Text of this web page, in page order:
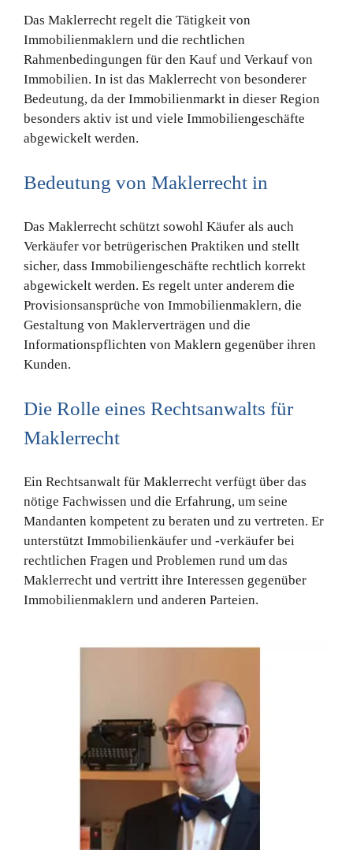
Das Maklerrecht regelt die Tätigkeit von
Immobilienmaklern und die rechtlichen
Rahmenbedingungen für den Kauf und Verkauf von
Immobilien. In ist das Maklerrecht von besonderer
Bedeutung, da der Immobilienmarkt in dieser Region
besonders aktiv ist und viele Immobiliengeschäfte
abgewickelt werden.
Bedeutung von Maklerrecht in
Das Maklerrecht schützt sowohl Käufer als auch
Verkäufer vor betrügerischen Praktiken und stellt
sicher, dass Immobiliengeschäfte rechtlich korrekt
abgewickelt werden. Es regelt unter anderem die
Provisionsansprüche von Immobilienmaklern, die
Gestaltung von Maklerverträgen und die
Informationspflichten von Maklern gegenüber ihren
Kunden.
Die Rolle eines Rechtsanwalts für
Maklerrecht
Ein Rechtsanwalt für Maklerrecht verfügt über das
nötige Fachwissen und die Erfahrung, um seine
Mandanten kompetent zu beraten und zu vertreten. Er
unterstützt Immobilienkäufer und -verkäufer bei
rechtlichen Fragen und Problemen rund um das
Maklerrecht und vertritt ihre Interessen gegenüber
Immobilienmaklern und anderen Parteien.